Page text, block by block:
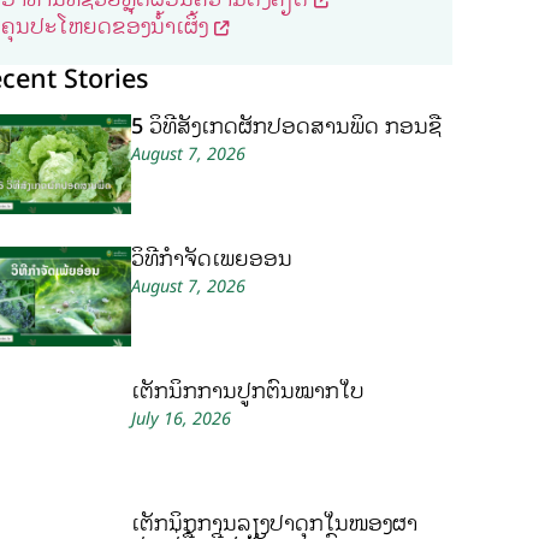
ຄຸນປະໂຫຍດຂອງນ້ຳເຜິ້ງ
Stories
5 ວິທີສັງເກດຜັກປອດສານພິດ ກ່ອນຊື້
August 7, 2026
ວິທີກໍາຈັດເພ້ຍອ່ອນ
August 7, 2026
ເຕັກນິກການປູກຕົ້ນໝາກໃບ
July 16, 2026
ເຕັກນິກການລ້ຽງປາດຸກໃນໜອງຜ້າ